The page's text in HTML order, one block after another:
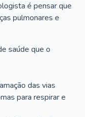
é pensar que
pulmonares e
saúde que o
das vias
para respirar e